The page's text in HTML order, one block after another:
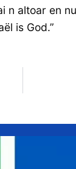
n altoar en
is God.”